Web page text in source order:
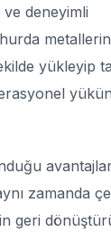
ve deneyimli
yükleyip
zamanda
geri